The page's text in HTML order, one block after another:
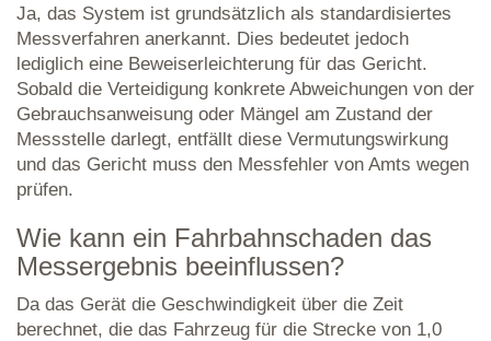
Ja, das System ist grundsätzlich als standardisiertes
Messverfahren anerkannt. Dies bedeutet jedoch
lediglich eine Beweiserleichterung für das Gericht.
Sobald die Verteidigung konkrete Abweichungen von der
Gebrauchsanweisung oder Mängel am Zustand der
Messstelle darlegt, entfällt diese Vermutungswirkung
und das Gericht muss den Messfehler von Amts wegen
prüfen.
Wie kann ein Fahrbahnschaden das
Messergebnis beeinflussen?
Da das Gerät die Geschwindigkeit über die Zeit
berechnet, die das Fahrzeug für die Strecke von 1,0